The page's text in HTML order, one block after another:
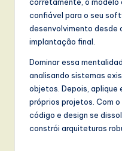
confiável para o seu
desenvolvimento desde
implantação final.
Dominar essa
analisando sistemas
objetos. Depois, aplique
próprios projetos. Com
código e design se
constrói arquiteturas